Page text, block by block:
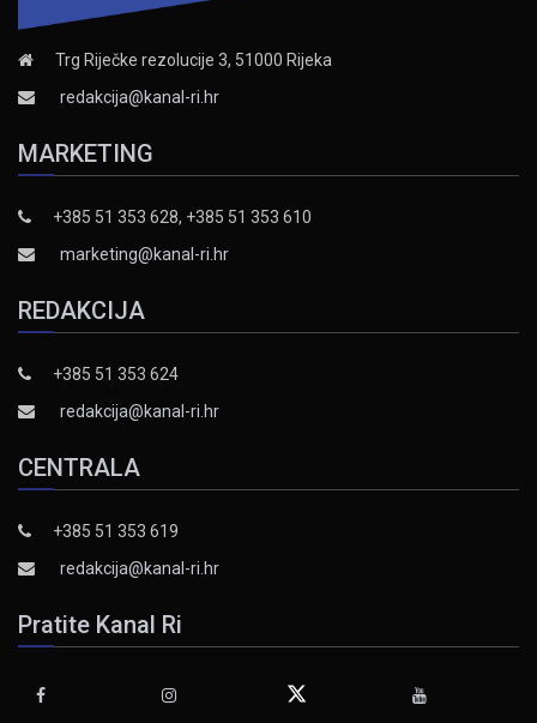
Trg Riječke rezolucije 3, 51000 Rijeka
redakcija@kanal-ri.hr
MARKETING
+385 51 353 628, +385 51 353 610
marketing@kanal-ri.hr
REDAKCIJA
+385 51 353 624
redakcija@kanal-ri.hr
CENTRALA
+385 51 353 619
redakcija@kanal-ri.hr
Pratite Kanal Ri